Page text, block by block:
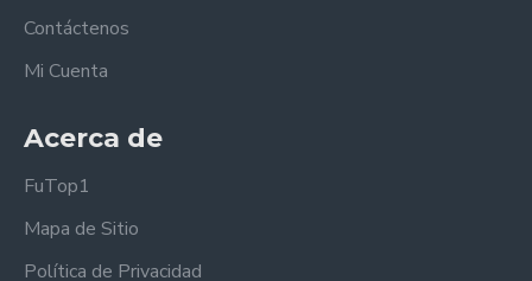
Contáctenos
Mi Cuenta
Acerca de
FuTop1
Mapa de Sitio
Política de Privacidad